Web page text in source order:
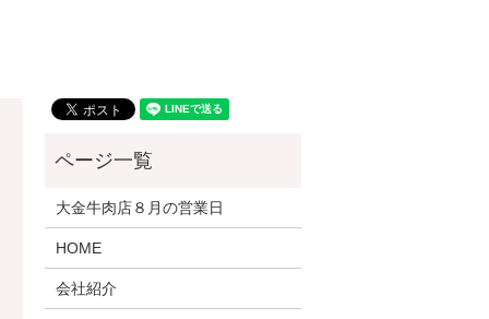
大金牛肉店８月の営業日
HOME
会社紹介